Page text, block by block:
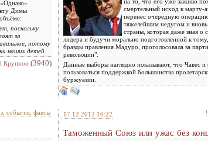
Димы
поскольку
за
потому
наших детей.
Крупнов (3940)
смертельный исход к марту-
перенес очередную
тяжелейшим недугом и вновь
страны, которая даже зная о
лидера и будучи морально подготовленной к
бразды правления Мадуро, проголосовала за
революции".
Данные выборы наглядно показывают, что Чавес
пользоваться поддержкой большинства
буржуазии.
события, факты 17.12.2012 16:22
Таможенный Союз или ужас без